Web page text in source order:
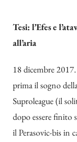
Tesi: l’Efes e
all’aria
18 dicembre
prima il sogno
Suproleague (il
dopo essere finito
il Perasovic-bis in